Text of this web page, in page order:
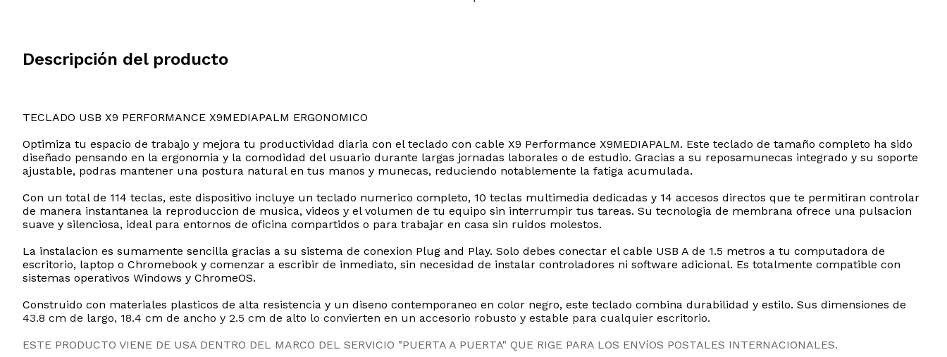
Descripción del producto
TECLADO USB X9 PERFORMANCE X9MEDIAPALM ERGONOMICO
Optimiza tu espacio de trabajo y mejora tu productividad diaria con el teclado con cable X9 Performance X9MEDIAPALM. Este teclado de tamaño completo ha sido
diseñado pensando en la ergonomia y la comodidad del usuario durante largas jornadas laborales o de estudio. Gracias a su reposamunecas integrado y su soporte
ajustable, podras mantener una postura natural en tus manos y munecas, reduciendo notablemente la fatiga acumulada.
Con un total de 114 teclas, este dispositivo incluye un teclado numerico completo, 10 teclas multimedia dedicadas y 14 accesos directos que te permitiran controlar
de manera instantanea la reproduccion de musica, videos y el volumen de tu equipo sin interrumpir tus tareas. Su tecnologia de membrana ofrece una pulsacion
suave y silenciosa, ideal para entornos de oficina compartidos o para trabajar en casa sin ruidos molestos.
La instalacion es sumamente sencilla gracias a su sistema de conexion Plug and Play. Solo debes conectar el cable USB A de 1.5 metros a tu computadora de
escritorio, laptop o Chromebook y comenzar a escribir de inmediato, sin necesidad de instalar controladores ni software adicional. Es totalmente compatible con
sistemas operativos Windows y ChromeOS.
Construido con materiales plasticos de alta resistencia y un diseno contemporaneo en color negro, este teclado combina durabilidad y estilo. Sus dimensiones de
43.8 cm de largo, 18.4 cm de ancho y 2.5 cm de alto lo convierten en un accesorio robusto y estable para cualquier escritorio.
ESTE PRODUCTO VIENE DE USA DENTRO DEL MARCO DEL SERVICIO "PUERTA A PUERTA" QUE RIGE PARA LOS ENVíOS POSTALES INTERNACIONALES.